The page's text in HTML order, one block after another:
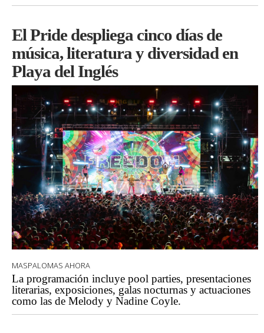
El Pride despliega cinco días de
música, literatura y diversidad en
Playa del Inglés
MASPALOMAS AHORA
La programación incluye pool parties, presentaciones
literarias, exposiciones, galas nocturnas y actuaciones
como las de Melody y Nadine Coyle.